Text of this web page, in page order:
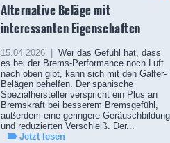
Alternative Beläge mit
interessanten Eigenschaften
15.04.2026 |
Wer das Gefühl hat, dass
es bei der Brems-Performance noch Luft
nach oben gibt, kann sich mit den Galfer-
Belägen behelfen. Der spanische
Spezialhersteller verspricht ein Plus an
Bremskraft bei besserem Bremsgefühl,
außerdem eine geringere Geräuschbildung
und reduzierten Verschleiß. Der...
Jetzt lesen